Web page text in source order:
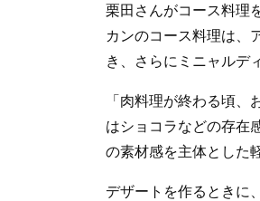
栗田さんがコース料理
カンのコース料理は、
き、さらにミニャルデ
「肉料理が終わる頃
はショコラなどの存在
の素材感を主体とした
デザートを作るときに